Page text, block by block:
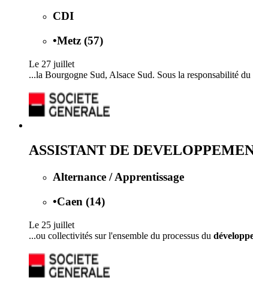
CDI
•Metz (57)
Le 27 juillet
...la Bourgogne Sud, Alsace Sud. Sous la responsabilité du
ASSISTANT DE
Alternance / Apprentissage
•Caen (14)
Le 25 juillet
...ou collectivités sur l'ensemble du processus du